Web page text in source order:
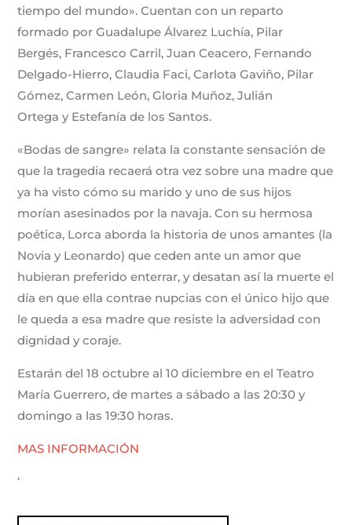
tiempo del mundo». Cuentan con un reparto
formado por Guadalupe Álvarez Luchía, Pilar
Bergés, Francesco Carril, Juan Ceacero, Fernando
Delgado-Hierro, Claudia Faci, Carlota Gaviño, Pilar
Gómez, Carmen León, Gloria Muñoz, Julián
Ortega y Estefanía de los Santos.
«Bodas de sangre» relata la constante sensación de
que la tragedia recaerá otra vez sobre una madre que
ya ha visto cómo su marido y uno de sus hijos
morían asesinados por la navaja. Con su hermosa
poética, Lorca aborda la historia de unos amantes (la
Novia y Leonardo) que ceden ante un amor que
hubieran preferido enterrar, y desatan así la muerte el
día en que ella contrae nupcias con el único hijo que
le queda a esa madre que resiste la adversidad con
dignidad y coraje.
Estarán del 18 octubre al 10 diciembre en el Teatro
María Guerrero, de martes a sábado a las 20:30 y
domingo a las 19:30 horas.
MAS INFORMACIÓN
‘